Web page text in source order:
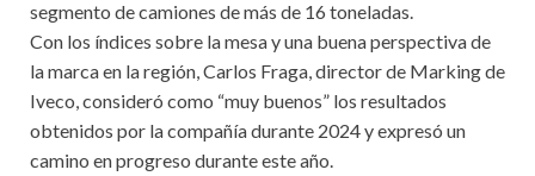
segmento de camiones de más de 16 toneladas.
Con los índices sobre la mesa y una buena perspectiva de
la marca en la región, Carlos Fraga, director de Marking de
Iveco, consideró como “muy buenos” los resultados
obtenidos por la compañía durante 2024 y expresó un
camino en progreso durante este año.